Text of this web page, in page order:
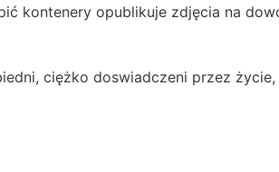
kontenery opublikuje zdjęcia na
ciężko doswiadczeni przez życie,